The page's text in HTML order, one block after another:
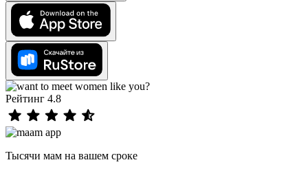
Рейтинг 4.8
Тысячи мам на вашем сроке